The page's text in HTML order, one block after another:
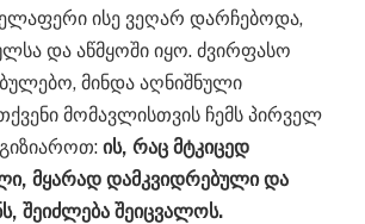
ისე ვეღარ დარჩებოდა,
და აწმყოში იყო. ძვირფასო
მინდა აღნიშნული
მომავლისთვის ჩემს პირველ
ის, რაც მტკიცედ
მყარად დამკვიდრებული და
შეიძლება შეიცვალოს.